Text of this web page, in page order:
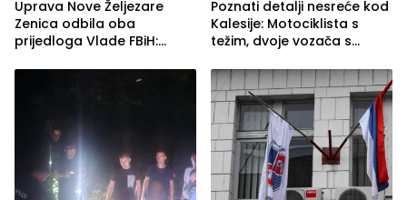
Uprava Nove Željezare
Zenica odbila oba
prijedloga Vlade FBiH:
rješenje
Poznati detalji nesreće kod
Kalesije: Motociklista s
težim, dvoje vozača s